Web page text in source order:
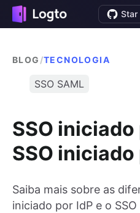
Star
BLOG /TECNOLOGIA
SSO SAML
SSO iniciado
SSO iniciado
Saiba mais sobre as
iniciado por IdP e o